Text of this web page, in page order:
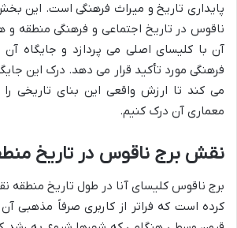
پایداری تاریخ و میراث فرهنگی است. این
ناقوس در تاریخ اجتماعی و فرهنگی منطقه و
آن با کلیسای اصلی می پردازد و جایگاه آن
فرهنگی مورد تأکید قرار می دهد. درک این
می کند تا ارزش واقعی این بنای تاریخی را
معماری آن درک کنیم.
نقش برج ناقوس در تاریخ
برج ناقوس کلیسای آنا در طول تاریخ منطقه
کرده است که فراتر از کاربری صرفاً مذهبی